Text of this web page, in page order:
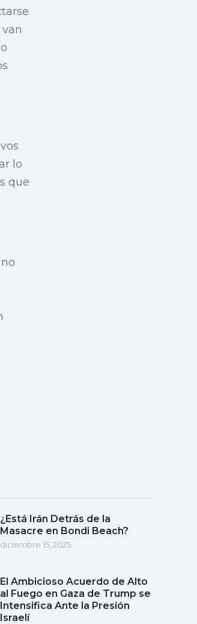
lo
que
¿Está Irán Detrás de la
Masacre en Bondi Beach?
diciembre 15, 2025
El Ambicioso Acuerdo de Alto
al Fuego en Gaza de Trump se
Intensifica Ante la Presión
Israelí